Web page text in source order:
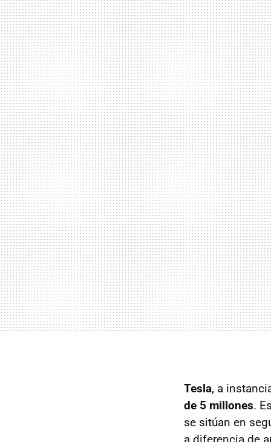
Tesla, a
de 5 millones.
se sitúan en
a diferencia de